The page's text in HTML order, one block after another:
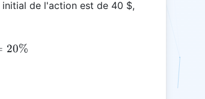
de l'action est de 40 $,
\times 4}{40} = \frac{8}{40} = 0,2
20%